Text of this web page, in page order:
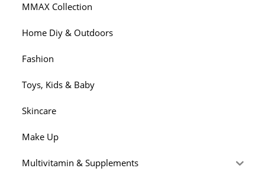
MMAX Collection
Home Diy & Outdoors
Fashion
Toys, Kids & Baby
Skincare
Make Up
Multivitamin & Supplements